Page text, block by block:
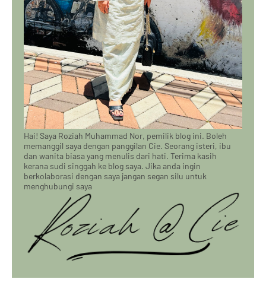
Hai! Saya Roziah Muhammad Nor, pemilik blog ini. Boleh
memanggil saya dengan panggilan Cie. Seorang isteri, ibu
dan wanita biasa yang menulis dari hati. Terima kasih
kerana sudi singgah ke blog saya. Jika anda ingin
berkolaborasi dengan saya jangan segan silu untuk
menghubungi saya